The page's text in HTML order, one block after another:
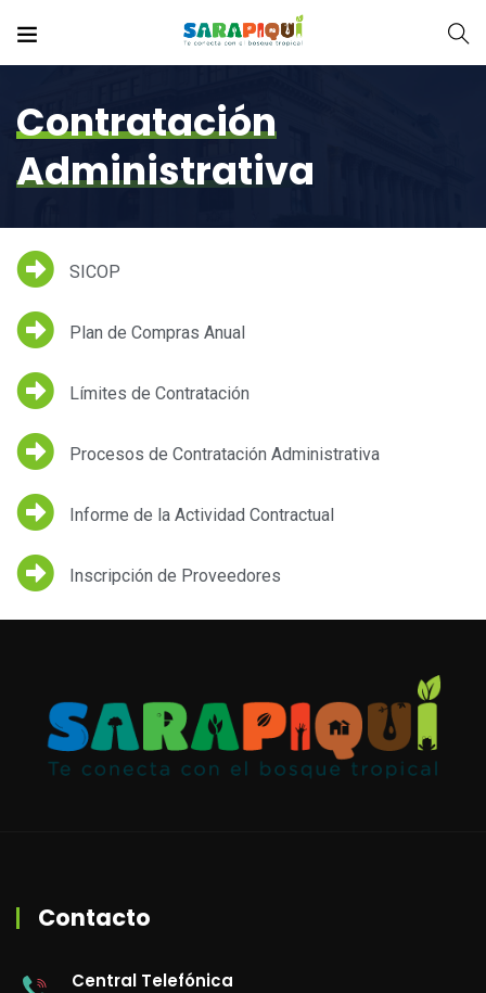
Contratación
Administrativa
SICOP
Plan de Compras Anual
Límites de Contratación
Procesos de Contratación Administrativa
Informe de la Actividad Contractual
Inscripción de Proveedores
Contacto
Central Telefónica